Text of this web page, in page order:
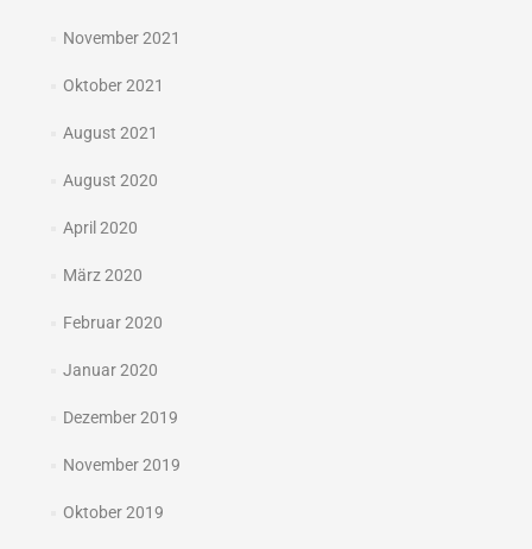
November 2021
Oktober 2021
August 2021
August 2020
April 2020
März 2020
Februar 2020
Januar 2020
Dezember 2019
November 2019
Oktober 2019